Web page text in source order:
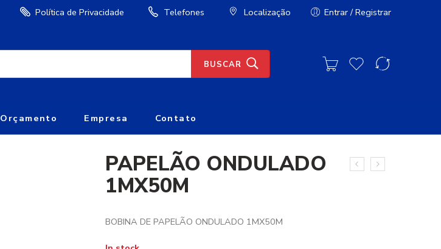
Política de Privacidade Telefones Localização Entrar / Registrar
BUSCAR
Orçamento Empresa Contato
PAPELÃO ONDULADO
1MX50M
BOBINA DE PAPELÃO ONDULADO 1MX50M